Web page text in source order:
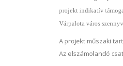
projekt indikatív
Várpalota város
A projekt műszaki
Az elszámolandó